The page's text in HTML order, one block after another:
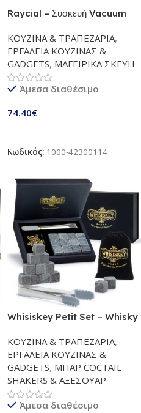
Raycial – Συσκευή Vacuum
Συσκευή Σφράγισης για Ξηρά &
Υγρά Τρόφιμα | Συμπαγής &
Εύχρηστη
ΚΟΥΖΙΝΑ & ΤΡΑΠΕΖΑΡΙΑ,
ΕΡΓΑΛΕΙΑ ΚΟΥΖΙΝΑΣ &
GADGETS, ΜΑΓΕΙΡΙΚΑ ΣΚΕΥΗ
Άμεσα διαθέσιμο
74.40€
Κωδικός: 1000-42300114
Whisiskey Petit Set – Whisky
λαβίδα για Ουίσκι | Παγάκια
επαναχρησιμοποιήσιμα &
τσάντα αποθήκευσης |
Αξεσουάρ ουίσκι | Ιδανικό δώρο
για άνδρες
ΚΟΥΖΙΝΑ & ΤΡΑΠΕΖΑΡΙΑ,
ΕΡΓΑΛΕΙΑ ΚΟΥΖΙΝΑΣ &
GADGETS, ΜΠΑΡ COCTAIL
SHAKERS & ΑΞΕΣΟΥΑΡ
Άμεσα διαθέσιμο